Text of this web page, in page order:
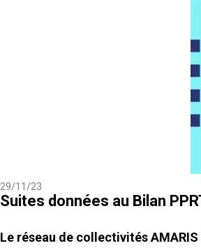
29/11/23
Suites données au Bilan
Le réseau de collectivités